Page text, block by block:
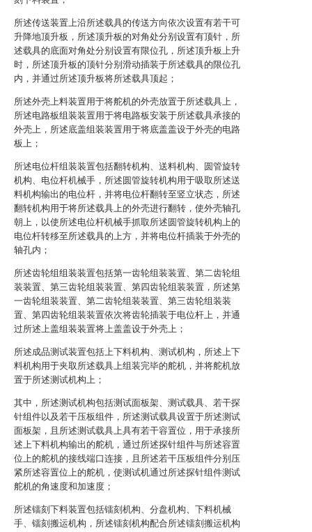
所述传送装置上沿所述载具的传送方向依次设置有若干可
升降地顶升板，所述顶升板的对角处分别设置有顶针，所
述载具的底面对角处分别设置有限位孔，所述顶升板上升
时，所述顶升板的顶针分别滑动插装于所述载具的限位孔
内，并通过所述顶升板将所述载具顶起；
所述外壳上料装置用于将舵机的外壳放置于所述载具上，
所述电路板组装装置用于将电路板安装于所述载具承接的
外壳上，所述底盖组装装置用于将底盖盖设于外壳的电路
板上；
所述电位杆组装装置包括翻转机构、送料机构、圆管旋转
机构、电位杆机械手，所述圆管旋转机构用于吸取所述送
料机构输出的电位杆，并将电位杆翻转至竖立状态，所述
翻转机构用于将所述载具上的外壳进行翻转，使外壳轴孔
朝上，以使所述电位杆机械手抓取所述圆管旋转机构上的
电位杆转移至所述载具的上方，并将电位杆插装于外壳的
轴孔内；
所述齿轮组组装装置包括第一齿轮组装装置、第二齿轮组
装装置、第三齿轮组装装置、第四齿轮组装装置，所述第
一齿轮组装装置、第二齿轮组装装置、第三齿轮组装装
置、第四齿轮组装装置依次将齿轮插装于电位杆上，并通
过所述上盖组装装置将上盖盖设于外壳上；
所述成品测试装置包括上下料机构、测试机构，所述上下
料机构用于夹取所述载具上组装完毕的舵机，并将舵机放
置于所述测试机构上；
其中，所述测试机构包括测试面板架、测试载具、若干探
针组件以及若干压板组件，所述测试载具设置于所述测试
面板架，且所述测试载具上具有若干容置位，用于承接所
述上下料机构输出的舵机，通过所述探针组件与所述容置
位上的舵机的接线端口连接，且所述若干压板组件分别压
紧所述容置位上的舵机，使测试机通过所述探针组件测试
舵机的角速度和加速度；
所述镭刻下料装置包括镭刻机构、分盘机构、下料机械
手、镭刻搬运机构，所述镭刻机构配合所述镭刻搬运机构